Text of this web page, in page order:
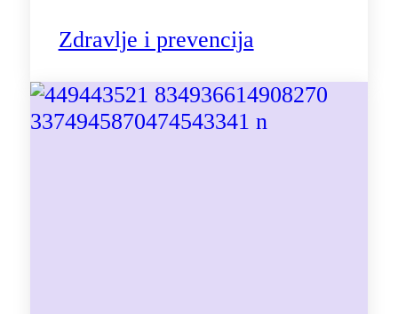
Zdravlje i prevencija